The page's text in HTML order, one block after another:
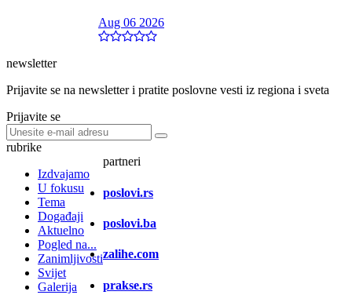
Aug 06 2026
newsletter
Prijavite se na newsletter i pratite poslovne vesti iz regiona i sveta
Prijavite se
rubrike
Izdvajamo
U fokusu
Tema
Događaji
Aktuelno
Pogled na...
Zanimljivosti
Svijet
Galerija
partneri
poslovi.rs
poslovi.ba
zalihe.com
prakse.rs